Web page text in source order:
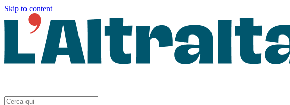
Skip to content